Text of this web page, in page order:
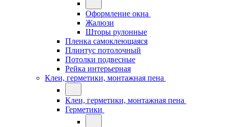
Оформление окна
Жалюзи
Шторы рулонные
Пленка самоклеющаяся
Плинтус потолочный
Потолки подвесные
Рейка интерьерная
Клеи, герметики, монтажная пена
Клеи, герметики, монтажная пена
Герметики